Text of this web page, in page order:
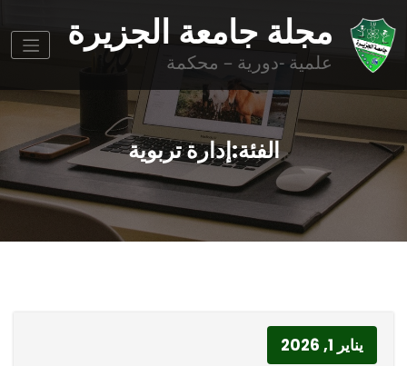
مجلة جامعة الجزيرة
علمية -دورية – محكمة
الفئة:إدارة تربوية
يناير 1, 2026